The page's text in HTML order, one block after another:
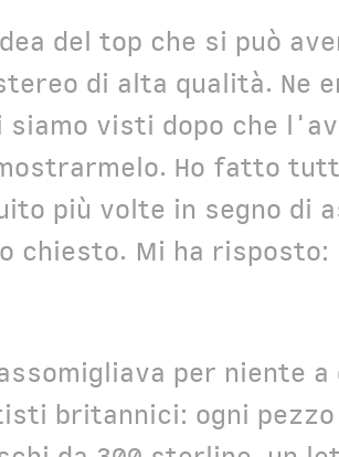
del top che si può
di alta qualità. Ne
siamo visti dopo che
Ho fatto
più volte in segno di
chiesto. Mi ha
per niente a
britannici: ogni pezzo